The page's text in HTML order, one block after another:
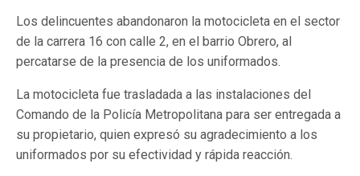
Los delincuentes abandonaron la motocicleta en el sector
de la carrera 16 con calle 2, en el barrio Obrero, al
percatarse de la presencia de los uniformados.
La motocicleta fue trasladada a las instalaciones del
Comando de la Policía Metropolitana para ser entregada a
su propietario, quien expresó su agradecimiento a los
uniformados por su efectividad y rápida reacción.